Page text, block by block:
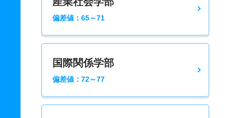
偏差値：65～71
国際関係学部
偏差値：72～77